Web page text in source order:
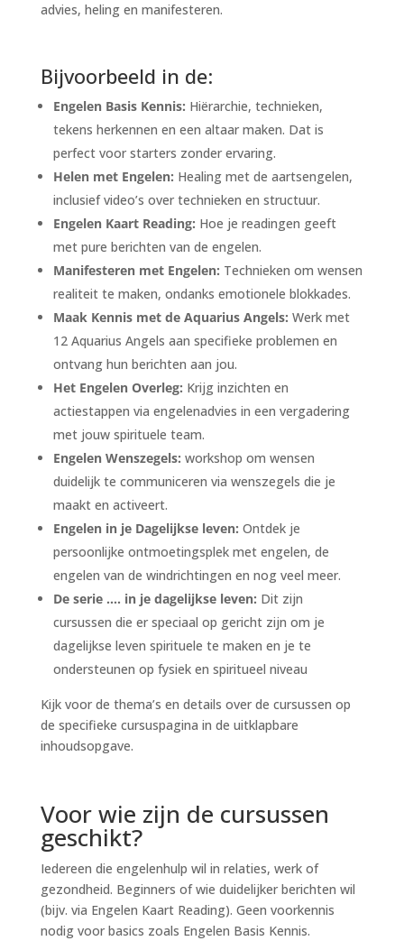
advies, heling en manifesteren.
Bijvoorbeeld in de:
Engelen Basis Kennis: Hiërarchie, technieken,
tekens herkennen en een altaar maken. Dat is
perfect voor starters zonder ervaring.
Helen met Engelen: Healing met de aartsengelen,
inclusief video’s over technieken en structuur.
Engelen Kaart Reading: Hoe je readingen geeft
met pure berichten van de engelen.
Manifesteren met Engelen: Technieken om wensen
realiteit te maken, ondanks emotionele blokkades.
Maak Kennis met de Aquarius Angels: Werk met
12 Aquarius Angels aan specifieke problemen en
ontvang hun berichten aan jou.
Het Engelen Overleg: Krijg inzichten en
actiestappen via engelenadvies in een vergadering
met jouw spirituele team.
Engelen Wenszegels: workshop om wensen
duidelijk te communiceren via wenszegels die je
maakt en activeert.
Engelen in je Dagelijkse leven: Ontdek je
persoonlijke ontmoetingsplek met engelen, de
engelen van de windrichtingen en nog veel meer.
De serie …. in je dagelijkse leven: Dit zijn
cursussen die er speciaal op gericht zijn om je
dagelijkse leven spirituele te maken en je te
ondersteunen op fysiek en spiritueel niveau
Kijk voor de thema’s en details over de cursussen op
de specifieke cursuspagina in de uitklapbare
inhoudsopgave.
Voor wie zijn de cursussen
geschikt?
Iedereen die engelenhulp wil in relaties, werk of
gezondheid. Beginners of wie duidelijker berichten wil
(bijv. via Engelen Kaart Reading). Geen voorkennis
nodig voor basics zoals Engelen Basis Kennis.